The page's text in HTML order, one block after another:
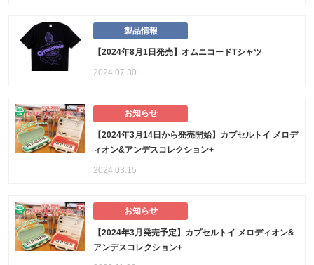
製品情報
【2024年8月1日発売】オムニコードTシャツ
2024.07.30
お知らせ
【2024年3月14日から発売開始】カプセルトイ メロデ
ィオン&アンデスコレクション+
2024.03.15
お知らせ
【2024年3月発売予定】カプセルトイ メロディオン&
アンデスコレクション+